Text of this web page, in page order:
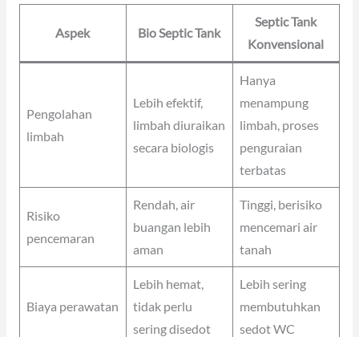
Aspek Bio Septic Tank
Septic Tank
Konvensional
Pengolahan
limbah
Lebih efektif,
limbah diuraikan
secara biologis
Hanya
menampung
limbah, proses
penguraian
terbatas
Risiko
pencemaran
Rendah, air
buangan lebih
aman
Tinggi, berisiko
mencemari air
tanah
Biaya perawatan
Lebih hemat,
tidak perlu
sering disedot
Lebih sering
membutuhkan
sedot WC